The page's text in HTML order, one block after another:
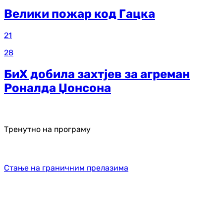
Велики пожар код Гацка
21
28
БиХ добила захтјев за агреман
Роналда Џонсона
Тренутно на програму
Стање на граничним прелазима